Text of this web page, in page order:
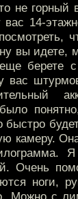
не горный
14-
вы идете,
берете с
вас
быстро
камеру.
Очень
ноги,